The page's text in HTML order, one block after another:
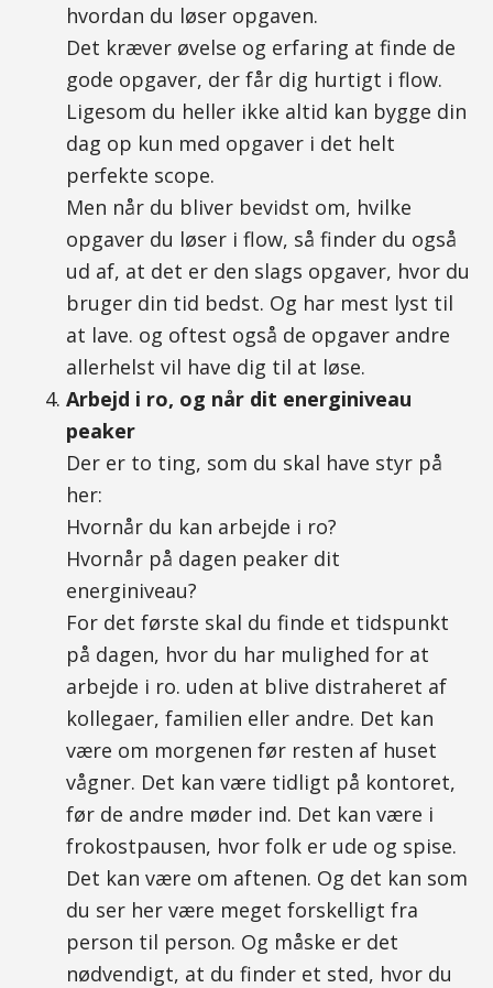
hvordan du løser opgaven.
Det kræver øvelse og erfaring at finde de
gode opgaver, der får dig hurtigt i flow.
Ligesom du heller ikke altid kan bygge din
dag op kun med opgaver i det helt
perfekte scope.
Men når du bliver bevidst om, hvilke
opgaver du løser i flow, så finder du også
ud af, at det er den slags opgaver, hvor du
bruger din tid bedst. Og har mest lyst til
at lave. og oftest også de opgaver andre
allerhelst vil have dig til at løse.
Arbejd i ro, og når dit energiniveau
peaker
Der er to ting, som du skal have styr på
her:
Hvornår du kan arbejde i ro?
Hvornår på dagen peaker dit
energiniveau?
For det første skal du finde et tidspunkt
på dagen, hvor du har mulighed for at
arbejde i ro. uden at blive distraheret af
kollegaer, familien eller andre. Det kan
være om morgenen før resten af huset
vågner. Det kan være tidligt på kontoret,
før de andre møder ind. Det kan være i
frokostpausen, hvor folk er ude og spise.
Det kan være om aftenen. Og det kan som
du ser her være meget forskelligt fra
person til person. Og måske er det
nødvendigt, at du finder et sted, hvor du